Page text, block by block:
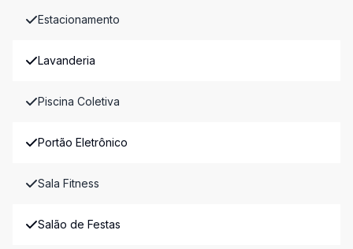
Estacionamento
Lavanderia
Piscina Coletiva
Portão Eletrônico
Sala Fitness
Salão de Festas